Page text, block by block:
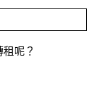
呢？